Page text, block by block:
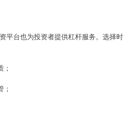
平台也为投资者提供杠杆服务。选择时